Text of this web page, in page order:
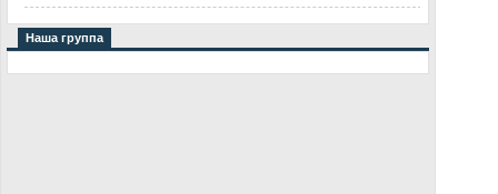
Наша группа